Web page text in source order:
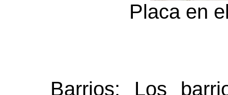
Placa en
Barrios: Los